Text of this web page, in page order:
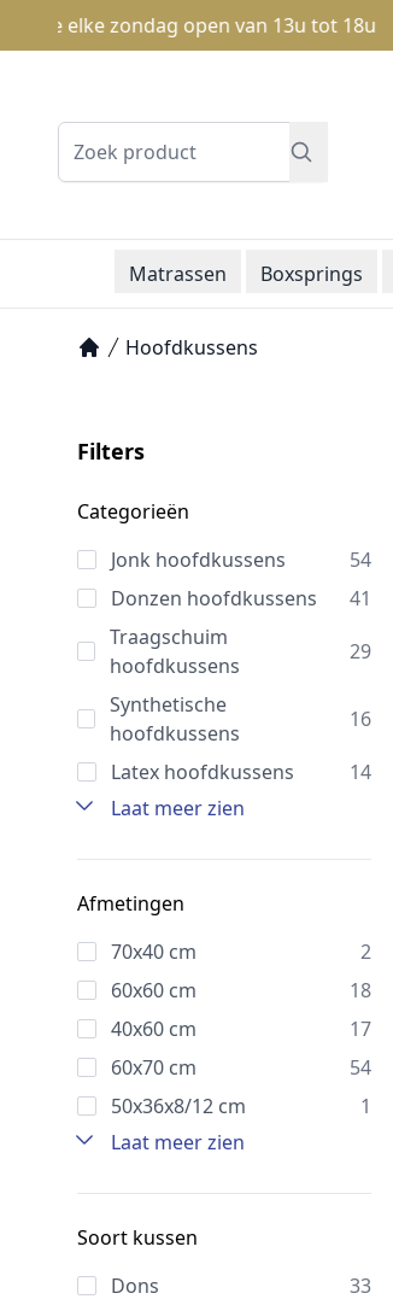
zondag open van 13u tot 18u
Zoeken
Matrassen Boxsprings
Hoofdkussens
Filters
Categorieën
Jonk hoofdkussens
54
Donzen hoofdkussens
41
Traagschuim
hoofdkussens
29
Synthetische
hoofdkussens
16
Latex hoofdkussens
14
Laat meer zien
Afmetingen
70x40 cm
2
60x60 cm
18
40x60 cm
17
60x70 cm
54
50x36x8/12 cm
1
Laat meer zien
Soort kussen
Dons
33